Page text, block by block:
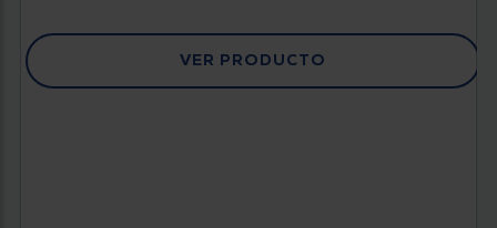
VER PRODUCTO